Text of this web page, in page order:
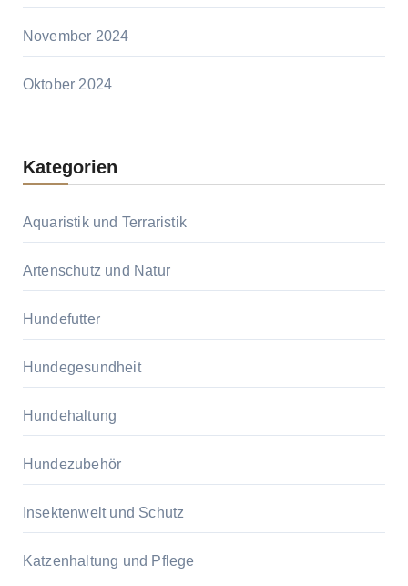
November 2024
Oktober 2024
Kategorien
Aquaristik und Terraristik
Artenschutz und Natur
Hundefutter
Hundegesundheit
Hundehaltung
Hundezubehör
Insektenwelt und Schutz
Katzenhaltung und Pflege